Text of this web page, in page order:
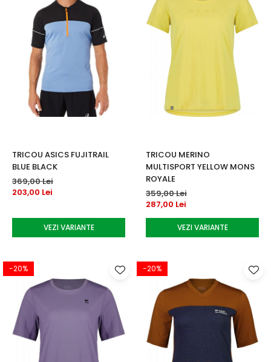
TRICOU ASICS FUJITRAIL
BLUE BLACK
369,00 Lei
203,00 Lei
VEZI VARIANTE
TRICOU MERINO
MULTISPORT YELLOW MONS
ROYALE
359,00 Lei
287,00 Lei
VEZI VARIANTE
-20% -20%